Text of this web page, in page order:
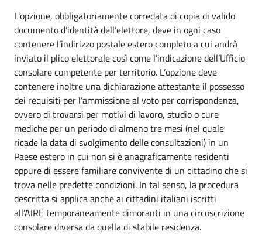
L’opzione, obbligatoriamente corredata di copia di valido
documento d’identità dell’elettore, deve in ogni caso
contenere l’indirizzo postale estero completo a cui andrà
inviato il plico elettorale così come l’indicazione dell’Ufficio
consolare competente per territorio. L’opzione deve
contenere inoltre una dichiarazione attestante il possesso
dei requisiti per l’ammissione al voto per corrispondenza,
ovvero di trovarsi per motivi di lavoro, studio o cure
mediche per un periodo di almeno tre mesi (nel quale
ricade la data di svolgimento delle consultazioni) in un
Paese estero in cui non si è anagraficamente residenti
oppure di essere familiare convivente di un cittadino che si
trova nelle predette condizioni. In tal senso, la procedura
descritta si applica anche ai cittadini italiani iscritti
all’AIRE temporaneamente dimoranti in una circoscrizione
consolare diversa da quella di stabile residenza.